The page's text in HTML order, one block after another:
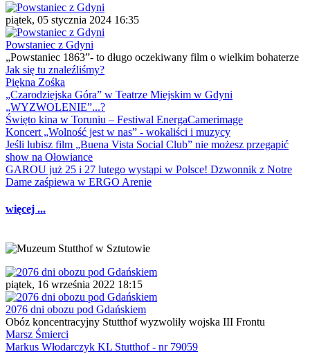
piątek, 05 stycznia 2024 16:35
Powstaniec z Gdyni
„Powstaniec 1863”- to długo oczekiwany film o wielkim bohaterze
Jak się tu znaleźliśmy?
Piękna Zośka
„Czarodziejska Góra” w Teatrze Miejskim w Gdyni
„WYZWOLENIE”...?
Święto kina w Toruniu – Festiwal EnergaCamerimage
Koncert „Wolność jest w nas” - wokaliści i muzycy
Jeśli lubisz film „Buena Vista Social Club” nie możesz przegapić
show na Ołowiance
GAROU już 25 i 27 lutego wystąpi w Polsce! Dzwonnik z Notre
Dame zaśpiewa w ERGO Arenie
więcej ...
piątek, 16 września 2022 18:15
2076 dni obozu pod Gdańskiem
Obóz koncentracyjny Stutthof wyzwoliły wojska III Frontu
Marsz Śmierci
Markus Włodarczyk KL Stutthof - nr 79059